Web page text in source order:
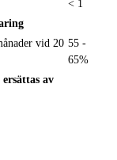
< 1
vid 20 55 -
65%
av